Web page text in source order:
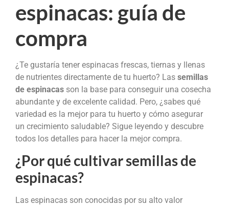
espinacas: guía de
compra
¿Te gustaría tener espinacas frescas, tiernas y llenas
de nutrientes directamente de tu huerto? Las semillas
de espinacas son la base para conseguir una cosecha
abundante y de excelente calidad. Pero, ¿sabes qué
variedad es la mejor para tu huerto y cómo asegurar
un crecimiento saludable? Sigue leyendo y descubre
todos los detalles para hacer la mejor compra.
¿Por qué cultivar semillas de
espinacas?
Las espinacas son conocidas por su alto valor